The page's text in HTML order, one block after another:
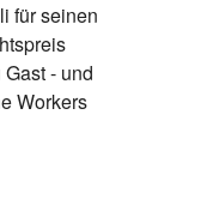
für seinen
- und
Workers